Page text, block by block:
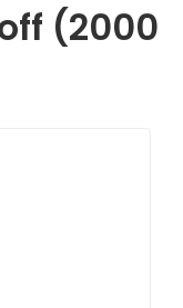
(2000